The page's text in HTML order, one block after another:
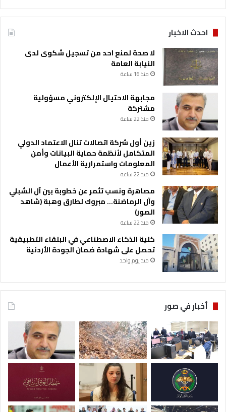
احدث الاخبار
لا صحة لمنع احد من تسجيل شكوى لدى
النيابة العامة
منذ 16 ساعة
مجابهة الاحتيال الإلكتروني مسؤولية
مشتركة
منذ 22 ساعة
زين أول شركة اتصالات تنال الاعتماد الدولي
المتكامل لأنظمة حماية البيانات وأمن
المعلومات واستمرارية الأعمال
منذ 22 ساعة
مصاهرة ونسب تثمر عن خطوبة بين آل الشبلي
وآل الرماضنة… مبروك لطارق وهبة (شاهد
الصور)
منذ 22 ساعة
كلية الذكاء الاصطناعي في البلقاء التطبيقية
تحصل على شهادة ضمان الجودة الأردنية
منذ يوم واحد
أخبار في صور